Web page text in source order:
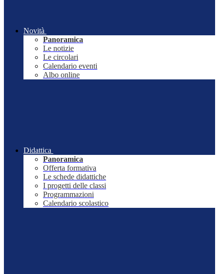
Novità
Panoramica
Le notizie
Le circolari
Calendario eventi
Albo online
Didattica
Panoramica
Offerta formativa
Le schede didattiche
I progetti delle classi
Programmazioni
Calendario scolastico